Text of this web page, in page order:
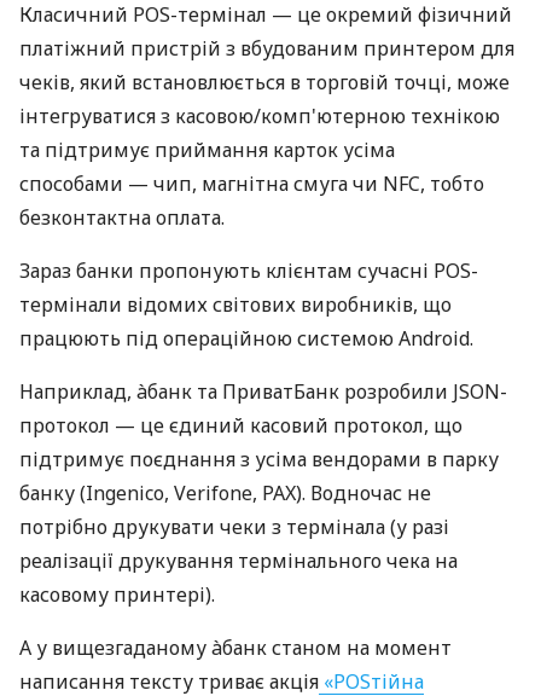
Класичний POS-термінал — це окремий фізичний
платіжний пристрій з вбудованим принтером для
чеків, який встановлюється в торговій точці, може
інтегруватися з касовою/комп'ютерною технікою
та підтримує приймання карток усіма
способами — чип, магнітна смуга чи NFC, тобто
безконтактна оплата.
Зараз банки пропонують клієнтам сучасні POS-
термінали відомих світових виробників, що
працюють під операційною системою Android.
Наприклад, àбанк та ПриватБанк розробили JSON-
протокол — це єдиний касовий протокол, що
підтримує поєднання з усіма вендорами в парку
банку (Ingenico, Verifone, PAX). Водночас не
потрібно друкувати чеки з термінала (у разі
реалізації друкування термінального чека на
касовому принтері).
А у вищезгаданому àбанк станом на момент
написання тексту триває акція «POSтійна